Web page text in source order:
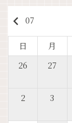
keyboard_arrow_left 07
日 月
26
27
2 3